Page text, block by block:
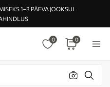
1–3 PÄEVA JOOKSUL
0 0